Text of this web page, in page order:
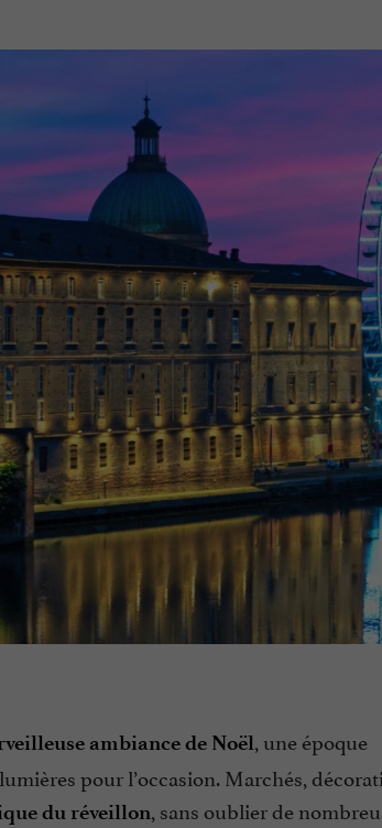
ambiance de Noël, une époque
pour l’occasion. Marchés,
du réveillon, sans oublier de